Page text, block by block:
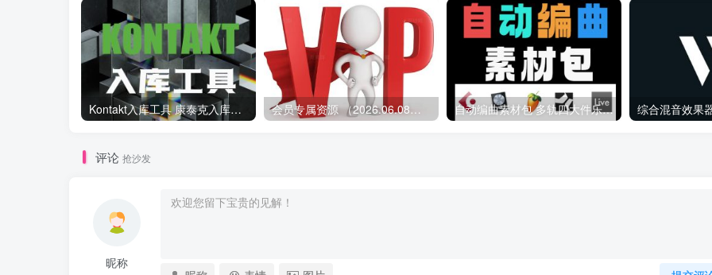
Kontakt入库工具 康泰克入库教程 会员专属资源 （2026.06.08更新） 自动编曲素材包 多轨四大件乐器 Midi文件
评论 抢沙发
昵称